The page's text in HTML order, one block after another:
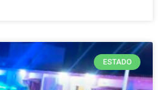
ESTADO